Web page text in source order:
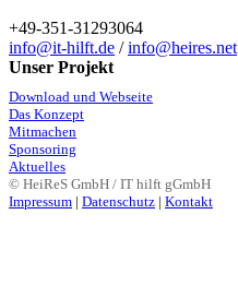
+49-351-31293064
info@it-hilft.de /info@heires.net
Unser Projekt
Download und Webseite
Das Konzept
Mitmachen
Sponsoring
Aktuelles
© HeiReS GmbH / IT hilft gGmbH
Impressum | Datenschutz | Kontakt